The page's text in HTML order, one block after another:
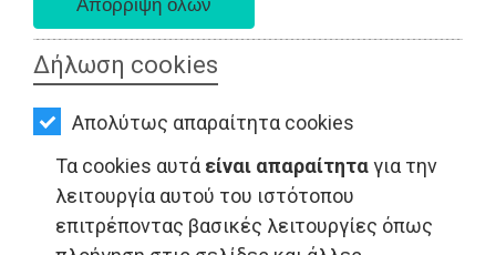
Δήλωση cookies
Απολύτως απαραίτητα cookies
Τα cookies αυτά είναι απαραίτηταγια την
λειτουργία αυτού του ιστότοπου
επιτρέποντας βασικές λειτουργίες όπως
ΤΟΠΙΚΗ
ΑΥΤΟΔΙΟΙΚΗΣΗ
ΟΙΚΟΝΟΜΙΑ
ΑΘΛΗΤΙΣΜΟΣ
ΠΟΛΙΤΙΣΜΟΣ
ΤΟΠΙΚΗ ΑΥΤΟΔΙΟΙΚΗΣΗ - Ραφήνα